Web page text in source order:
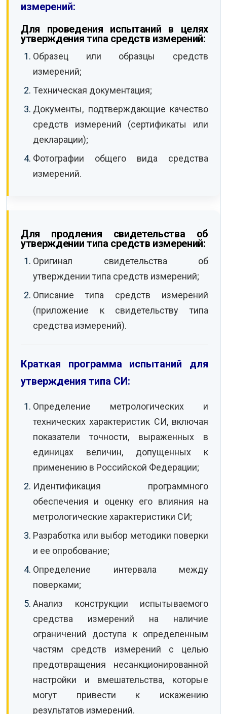
измерений:
Для проведения испытаний в целях
утверждения типа средств измерений:
Образец или образцы средств
измерений;
Техническая документация;
Документы, подтверждающие качество
средств измерений (сертификаты или
декларации);
Фотографии общего вида средства
измерений.
Для продления свидетельства об
утверждении типа средств измерений:
Оригинал свидетельства об
утверждении типа средств измерений;
Описание типа средств измерений
(приложение к свидетельству типа
средства измерений).
Краткая программа испытаний для
утверждения типа СИ:
Определение метрологических и
технических характеристик СИ, включая
показатели точности, выраженных в
единицах величин, допущенных к
применению в Российской Федерации;
Идентификация программного
обеспечения и оценку его влияния на
метрологические характеристики СИ;
Разработка или выбор методики поверки
и ее опробование;
Определение интервала между
поверками;
Анализ конструкции испытываемого
средства измерений на наличие
ограничений доступа к определенным
частям средств измерений с целью
предотвращения несанкционированной
настройки и вмешательства, которые
могут привести к искажению
результатов измерений.